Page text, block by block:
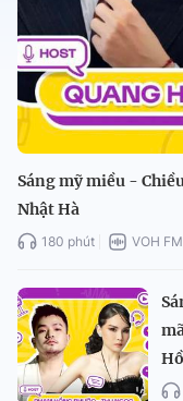
Sáng mỹ miều -
Nhật Hà
180 phút VOH